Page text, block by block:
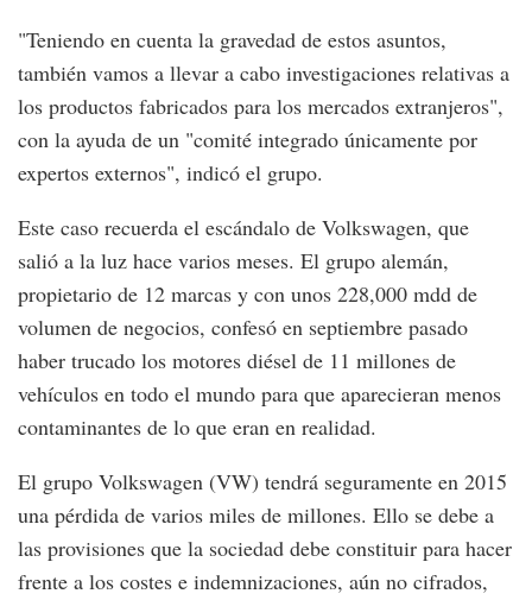
"Teniendo en cuenta la gravedad de estos asuntos,
también vamos a llevar a cabo investigaciones relativas a
los productos fabricados para los mercados extranjeros",
con la ayuda de un "comité integrado únicamente por
expertos externos", indicó el grupo.
Este caso recuerda el escándalo de Volkswagen, que
salió a la luz hace varios meses. El grupo alemán,
propietario de 12 marcas y con unos 228,000 mdd de
volumen de negocios, confesó en septiembre pasado
haber trucado los motores diésel de 11 millones de
vehículos en todo el mundo para que aparecieran menos
contaminantes de lo que eran en realidad.
El grupo Volkswagen (VW) tendrá seguramente en 2015
una pérdida de varios miles de millones. Ello se debe a
las provisiones que la sociedad debe constituir para hacer
frente a los costes e indemnizaciones, aún no cifrados,